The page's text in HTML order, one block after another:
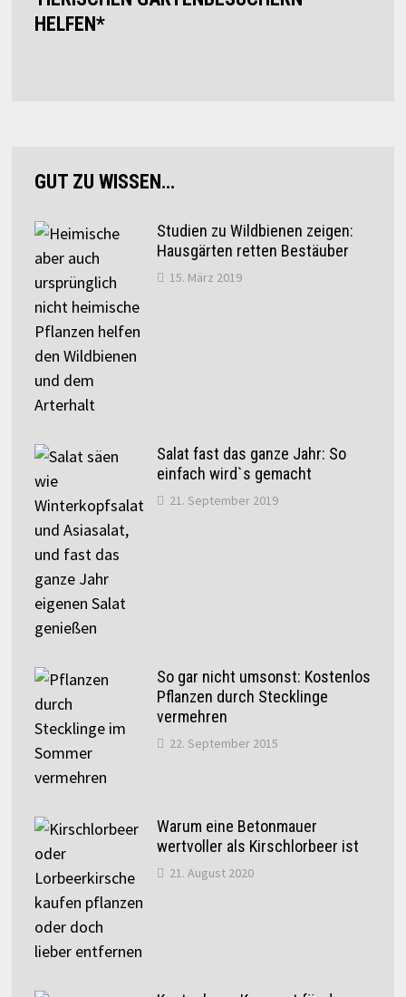
HELFEN*
GUT ZU WISSEN…
Studien zu Wildbienen zeigen:
Hausgärten retten Bestäuber
15. März 2019
Salat fast das ganze Jahr: So
einfach wird`s gemacht
21. September 2019
So gar nicht umsonst: Kostenlos
Pflanzen durch Stecklinge
vermehren
22. September 2015
Warum eine Betonmauer
wertvoller als Kirschlorbeer ist
21. August 2020